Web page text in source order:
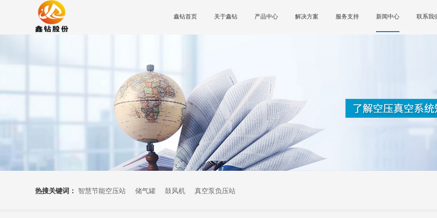
鑫钻首页 关于鑫钻 产品中心 解决方案 服务支持 新闻中心 联系我
热搜关键词： 智慧节能空压站 储气罐 鼓风机 真空泵负压站